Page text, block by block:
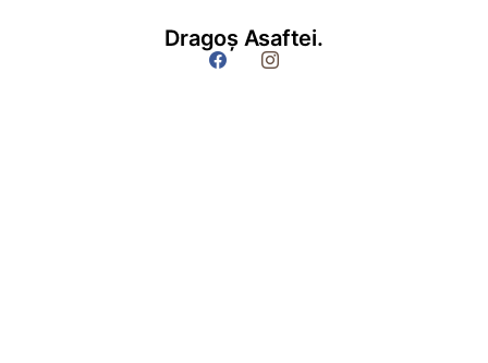
Dragoș Asaftei.